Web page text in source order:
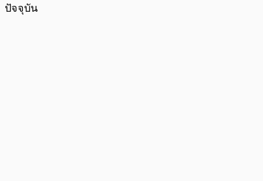
ปัจจุบัน